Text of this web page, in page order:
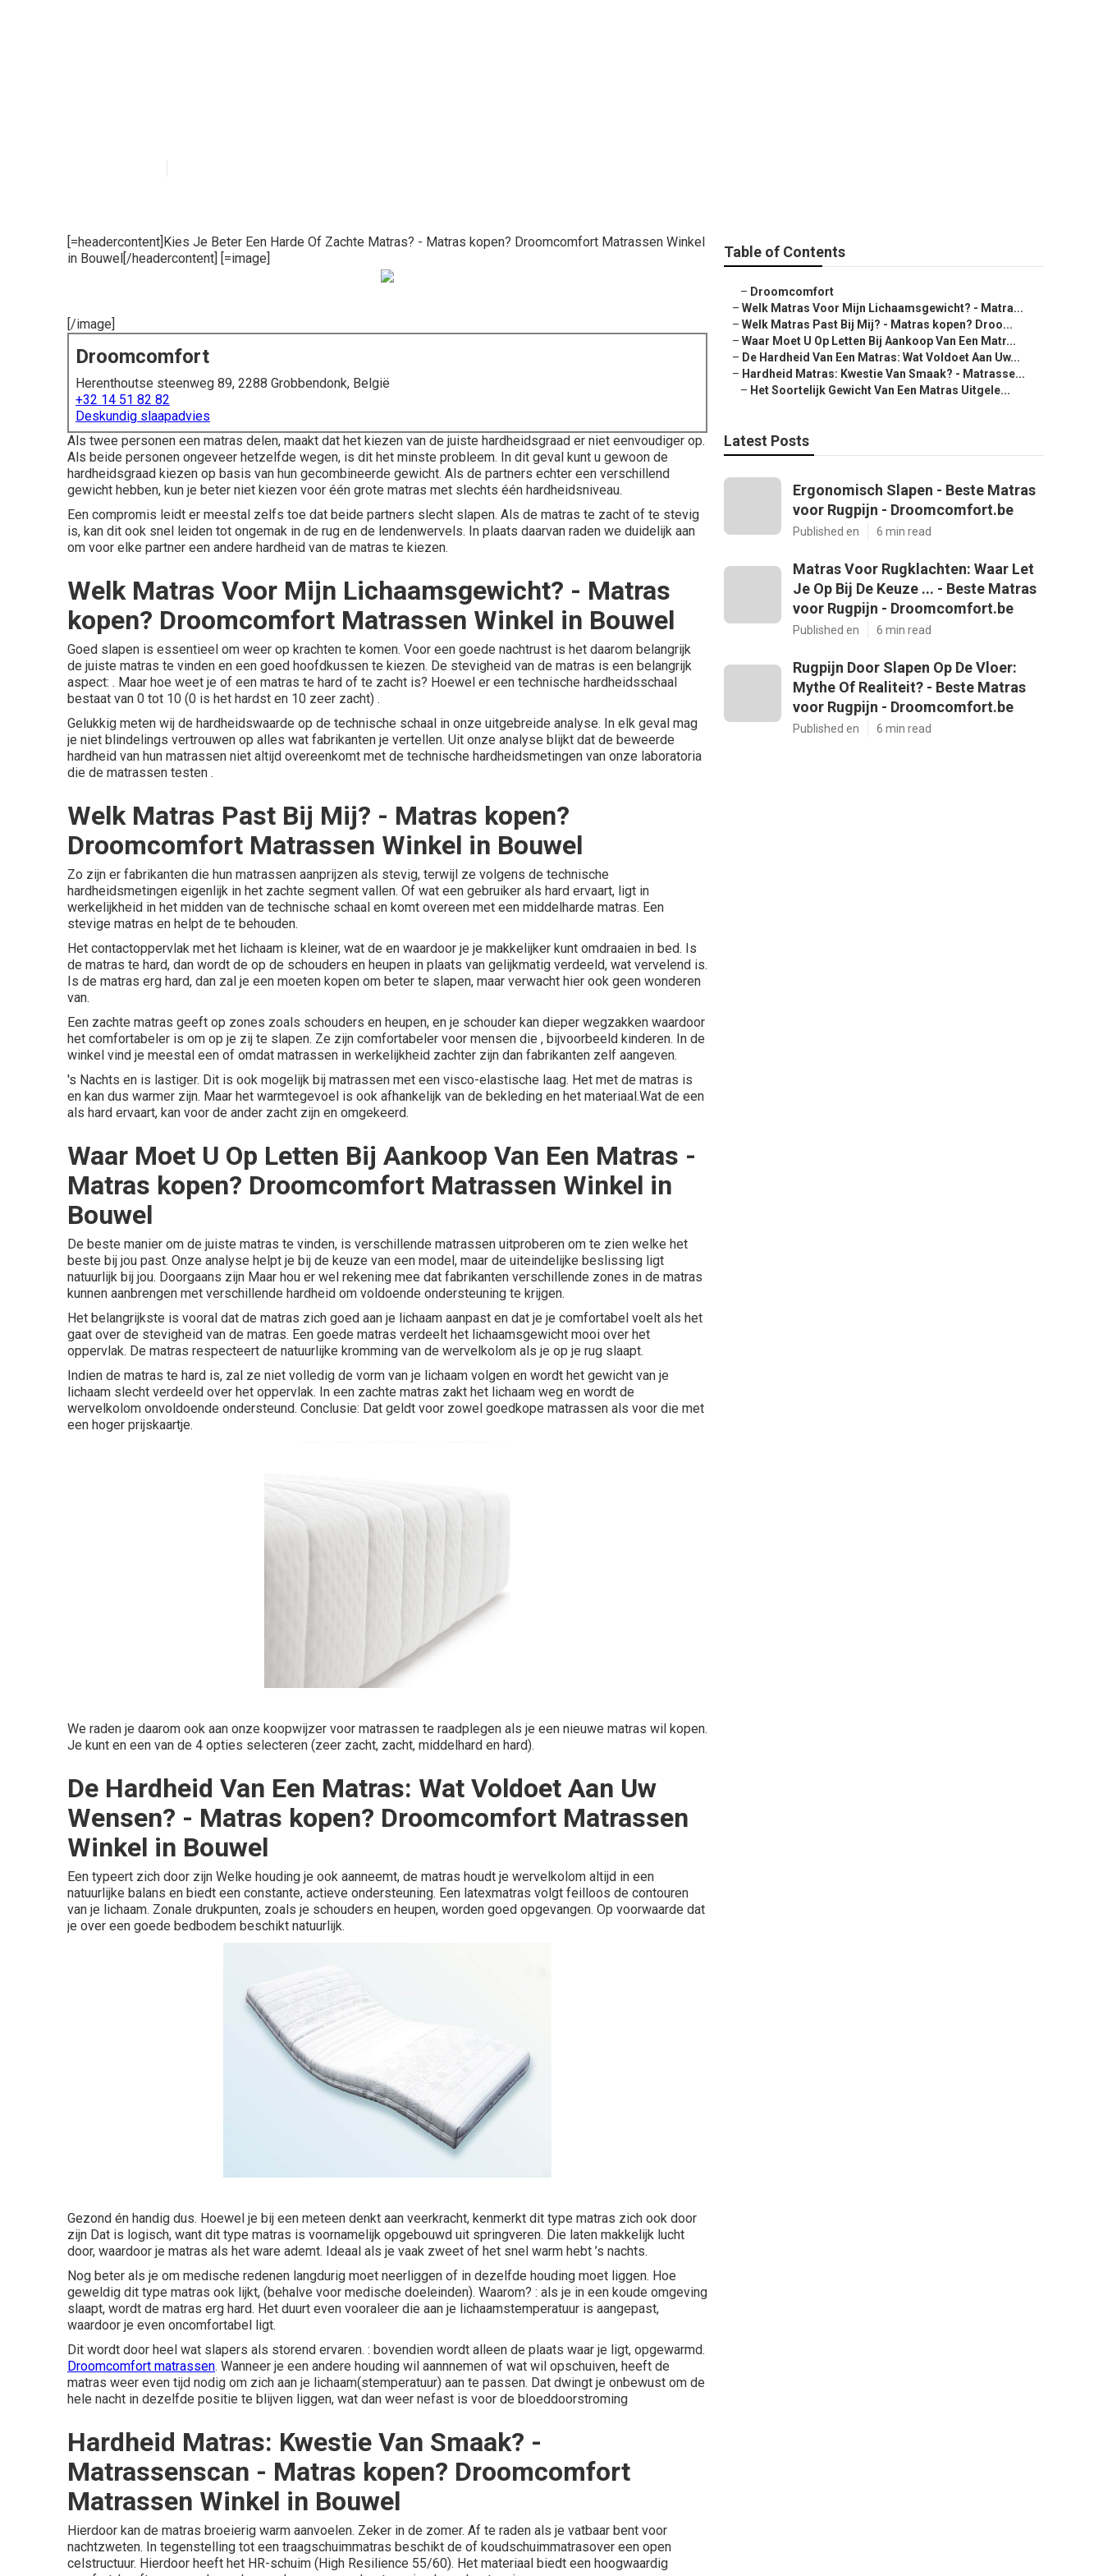
[=headercontent]Kies Je Beter Een Harde Of Zachte Matras? - Matras kopen? Droomcomfort Matrassen Winkel
in Bouwel[/headercontent] [=image]
[/image]
Droomcomfort
Herenthoutse steenweg 89, 2288 Grobbendonk, België
+32 14 51 82 82
Deskundig slaapadvies
Als twee personen een matras delen, maakt dat het kiezen van de juiste hardheidsgraad er niet eenvoudiger op.
Als beide personen ongeveer hetzelfde wegen, is dit het minste probleem. In dit geval kunt u gewoon de
hardheidsgraad kiezen op basis van hun gecombineerde gewicht. Als de partners echter een verschillend
gewicht hebben, kun je beter niet kiezen voor één grote matras met slechts één hardheidsniveau.
Een compromis leidt er meestal zelfs toe dat beide partners slecht slapen. Als de matras te zacht of te stevig
is, kan dit ook snel leiden tot ongemak in de rug en de lendenwervels. In plaats daarvan raden we duidelijk aan
om voor elke partner een andere hardheid van de matras te kiezen.
Welk Matras Voor Mijn Lichaamsgewicht? - Matras
kopen? Droomcomfort Matrassen Winkel in Bouwel
Goed slapen is essentieel om weer op krachten te komen. Voor een goede nachtrust is het daarom belangrijk
de juiste matras te vinden en een goed hoofdkussen te kiezen. De stevigheid van de matras is een belangrijk
aspect: . Maar hoe weet je of een matras te hard of te zacht is? Hoewel er een technische hardheidsschaal
bestaat van 0 tot 10 (0 is het hardst en 10 zeer zacht) .
Gelukkig meten wij de hardheidswaarde op de technische schaal in onze uitgebreide analyse. In elk geval mag
je niet blindelings vertrouwen op alles wat fabrikanten je vertellen. Uit onze analyse blijkt dat de beweerde
hardheid van hun matrassen niet altijd overeenkomt met de technische hardheidsmetingen van onze laboratoria
die de matrassen testen .
Welk Matras Past Bij Mij? - Matras kopen?
Droomcomfort Matrassen Winkel in Bouwel
Zo zijn er fabrikanten die hun matrassen aanprijzen als stevig, terwijl ze volgens de technische
hardheidsmetingen eigenlijk in het zachte segment vallen. Of wat een gebruiker als hard ervaart, ligt in
werkelijkheid in het midden van de technische schaal en komt overeen met een middelharde matras. Een
stevige matras en helpt de te behouden.
Het contactoppervlak met het lichaam is kleiner, wat de en waardoor je je makkelijker kunt omdraaien in bed. Is
de matras te hard, dan wordt de op de schouders en heupen in plaats van gelijkmatig verdeeld, wat vervelend is.
Is de matras erg hard, dan zal je een moeten kopen om beter te slapen, maar verwacht hier ook geen wonderen
van.
Een zachte matras geeft op zones zoals schouders en heupen, en je schouder kan dieper wegzakken waardoor
het comfortabeler is om op je zij te slapen. Ze zijn comfortabeler voor mensen die , bijvoorbeeld kinderen. In de
winkel vind je meestal een of omdat matrassen in werkelijkheid zachter zijn dan fabrikanten zelf aangeven.
's Nachts en is lastiger. Dit is ook mogelijk bij matrassen met een visco-elastische laag. Het met de matras is
en kan dus warmer zijn. Maar het warmtegevoel is ook afhankelijk van de bekleding en het materiaal.Wat de een
als hard ervaart, kan voor de ander zacht zijn en omgekeerd.
Waar Moet U Op Letten Bij Aankoop Van Een Matras -
Matras kopen? Droomcomfort Matrassen Winkel in
Bouwel
De beste manier om de juiste matras te vinden, is verschillende matrassen uitproberen om te zien welke het
beste bij jou past. Onze analyse helpt je bij de keuze van een model, maar de uiteindelijke beslissing ligt
natuurlijk bij jou. Doorgaans zijn Maar hou er wel rekening mee dat fabrikanten verschillende zones in de matras
kunnen aanbrengen met verschillende hardheid om voldoende ondersteuning te krijgen.
Het belangrijkste is vooral dat de matras zich goed aan je lichaam aanpast en dat je je comfortabel voelt als het
gaat over de stevigheid van de matras. Een goede matras verdeelt het lichaamsgewicht mooi over het
oppervlak. De matras respecteert de natuurlijke kromming van de wervelkolom als je op je rug slaapt.
Indien de matras te hard is, zal ze niet volledig de vorm van je lichaam volgen en wordt het gewicht van je
lichaam slecht verdeeld over het oppervlak. In een zachte matras zakt het lichaam weg en wordt de
wervelkolom onvoldoende ondersteund. Conclusie: Dat geldt voor zowel goedkope matrassen als voor die met
een hoger prijskaartje.
We raden je daarom ook aan onze koopwijzer voor matrassen te raadplegen als je een nieuwe matras wil kopen.
Je kunt en een van de 4 opties selecteren (zeer zacht, zacht, middelhard en hard).
De Hardheid Van Een Matras: Wat Voldoet Aan Uw
Wensen? - Matras kopen? Droomcomfort Matrassen
Winkel in Bouwel
Een typeert zich door zijn Welke houding je ook aanneemt, de matras houdt je wervelkolom altijd in een
natuurlijke balans en biedt een constante, actieve ondersteuning. Een latexmatras volgt feilloos de contouren
van je lichaam. Zonale drukpunten, zoals je schouders en heupen, worden goed opgevangen. Op voorwaarde dat
je over een goede bedbodem beschikt natuurlijk.
Gezond én handig dus. Hoewel je bij een meteen denkt aan veerkracht, kenmerkt dit type matras zich ook door
zijn Dat is logisch, want dit type matras is voornamelijk opgebouwd uit springveren. Die laten makkelijk lucht
door, waardoor je matras als het ware ademt. Ideaal als je vaak zweet of het snel warm hebt ’s nachts.
Nog beter als je om medische redenen langdurig moet neerliggen of in dezelfde houding moet liggen. Hoe
geweldig dit type matras ook lijkt, (behalve voor medische doeleinden). Waarom? : als je in een koude omgeving
slaapt, wordt de matras erg hard. Het duurt even vooraleer die aan je lichaamstemperatuur is aangepast,
waardoor je even oncomfortabel ligt.
Dit wordt door heel wat slapers als storend ervaren. : bovendien wordt alleen de plaats waar je ligt, opgewarmd.
Droomcomfort matrassen. Wanneer je een andere houding wil aannnemen of wat wil opschuiven, heeft de
matras weer even tijd nodig om zich aan je lichaam(stemperatuur) aan te passen. Dat dwingt je onbewust om de
hele nacht in dezelfde positie te blijven liggen, wat dan weer nefast is voor de bloeddoorstroming
Hardheid Matras: Kwestie Van Smaak? -
Matrassenscan - Matras kopen? Droomcomfort
Matrassen Winkel in Bouwel
Hierdoor kan de matras broeierig warm aanvoelen. Zeker in de zomer. Af te raden als je vatbaar bent voor
nachtzweten. In tegenstelling tot een traagschuimmatras beschikt de of koudschuimmatrasover een open
celstructuur. Hierdoor heeft het HR-schuim (High Resilience 55/60). Het materiaal biedt een hoogwaardig
Table of Contents
– Droomcomfort
– Welk Matras Voor Mijn Lichaamsgewicht? - Matra...
– Welk Matras Past Bij Mij? - Matras kopen? Droo...
– Waar Moet U Op Letten Bij Aankoop Van Een Matr...
– De Hardheid Van Een Matras: Wat Voldoet Aan Uw...
– Hardheid Matras: Kwestie Van Smaak? - Matrasse...
– Het Soortelijk Gewicht Van Een Matras Uitgele...
Latest Posts
Ergonomisch Slapen - Beste Matras
voor Rugpijn - Droomcomfort.be
Published en 6 min read
Matras Voor Rugklachten: Waar Let
Je Op Bij De Keuze ... - Beste Matras
voor Rugpijn - Droomcomfort.be
Published en 6 min read
Rugpijn Door Slapen Op De Vloer:
Mythe Of Realiteit? - Beste Matras
voor Rugpijn - Droomcomfort.be
Published en 6 min read